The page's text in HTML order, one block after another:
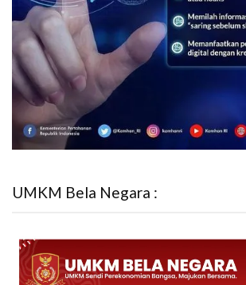
UMKM Bela Negara :